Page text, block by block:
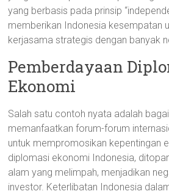
yang berbasis pada prinsip
memberikan Indonesia kesempatan
kerjasama strategis dengan banyak
Pemberdayaan
Ekonomi
Salah satu contoh nyata adalah
memanfaatkan forum-forum
untuk mempromosikan kepentingan
diplomasi ekonomi Indonesia,
alam yang melimpah, menjadikan
investor. Keterlibatan Indonesia